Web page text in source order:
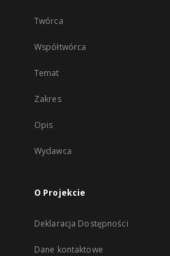
Twórca
Współtwórca
Temat
Zakres
Opis
Wydawca
O Projekcie
Deklaracja Dostępności
Dane kontaktowe